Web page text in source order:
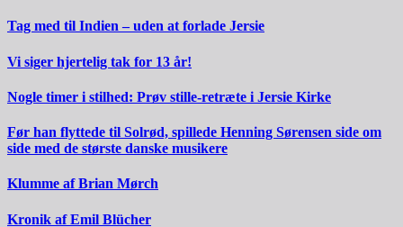
Tag med til Indien – uden at forlade Jersie
Vi siger hjertelig tak for 13 år!
Nogle timer i stilhed: Prøv stille-retræte i Jersie Kirke
Før han flyttede til Solrød, spillede Henning Sørensen side om
side med de største danske musikere
Klumme af Brian Mørch
Kronik af Emil Blücher